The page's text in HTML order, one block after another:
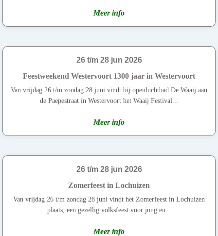
Meer info
26 t/m 28 jun 2026
Feestweekend Westervoort 1300 jaar in Westervoort
Van vrijdag 26 t/m zondag 28 juni vindt bij openluchtbad De Waaij aan
de Paepestraat in Westervoort het Waaij Festival...
Meer info
26 t/m 28 jun 2026
Zomerfeest in Lochuizen
Van vrijdag 26 t/m zondag 28 juni vindt het Zomerfeest in Lochuizen
plaats, een gezellig volksfeest voor jong en...
Meer info